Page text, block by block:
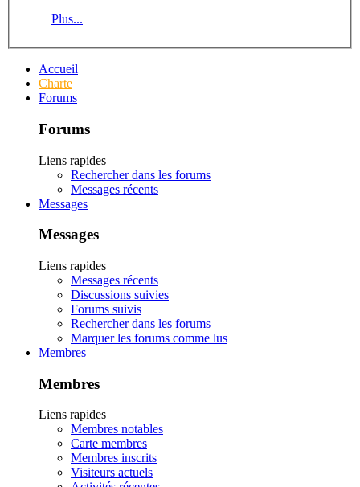
Plus...
Accueil
Charte
Forums
Forums
Liens rapides
Rechercher dans les forums
Messages récents
Messages
Messages
Liens rapides
Messages récents
Discussions suivies
Forums suivis
Rechercher dans les forums
Marquer les forums comme lus
Membres
Membres
Liens rapides
Membres notables
Carte membres
Membres inscrits
Visiteurs actuels